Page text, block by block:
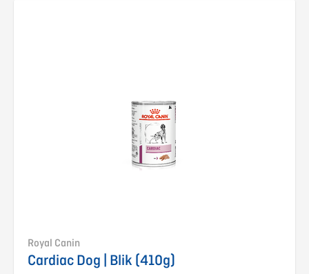
Royal Canin
Cardiac Dog | Blik (410g)